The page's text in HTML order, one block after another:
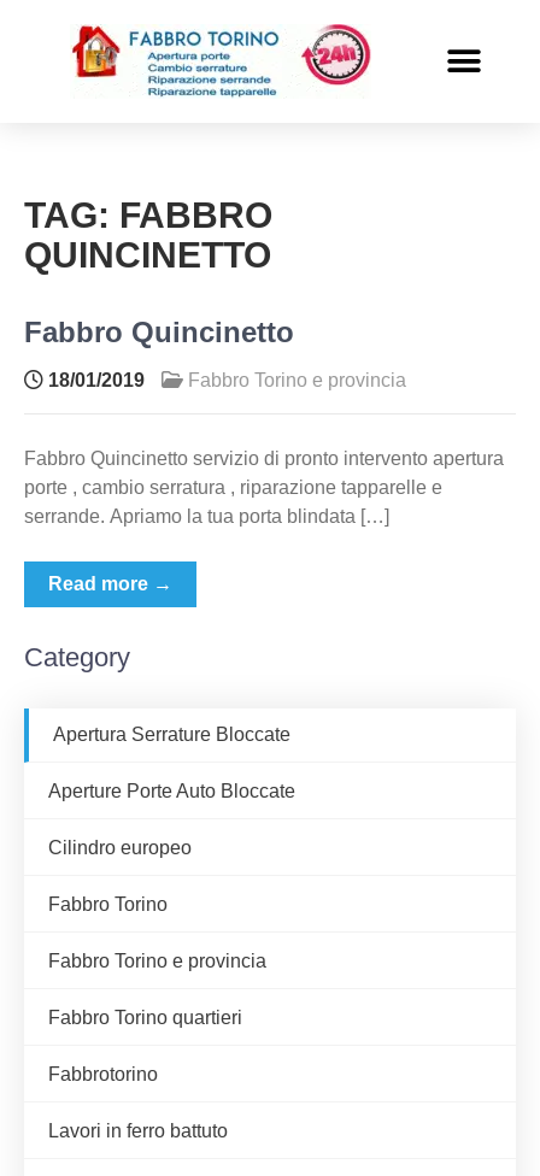
TAG: FABBRO
QUINCINETTO
Fabbro Quincinetto
18/01/2019 Fabbro Torino e provincia
Fabbro Quincinetto servizio di pronto intervento apertura
porte , cambio serratura , riparazione tapparelle e
serrande. Apriamo la tua porta blindata […]
Read more →
Category
Apertura Serrature Bloccate
Aperture Porte Auto Bloccate
Cilindro europeo
Fabbro Torino
Fabbro Torino e provincia
Fabbro Torino quartieri
Fabbrotorino
Lavori in ferro battuto